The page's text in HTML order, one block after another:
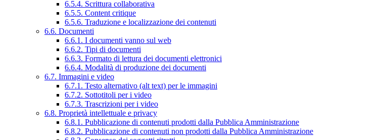
6.5.4. Scrittura collaborativa
6.5.5. Content critique
6.5.6. Traduzione e localizzazione dei contenuti
6.6. Documenti
6.6.1. I documenti vanno sul web
6.6.2. Tipi di documenti
6.6.3. Formato di lettura dei documenti elettronici
6.6.4. Modalità di produzione dei documenti
6.7. Immagini e video
6.7.1. Testo alternativo (alt text) per le immagini
6.7.2. Sottotitoli per i video
6.7.3. Trascrizioni per i video
6.8. Proprietà intellettuale e privacy
6.8.1. Pubblicazione di contenuti prodotti dalla Pubblica Amministrazione
6.8.2. Pubblicazione di contenuti non prodotti dalla Pubblica Amministrazione